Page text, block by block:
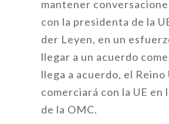
mantener
con la presidenta de la
der Leyen, en un
llegar a un acuerdo
llega a acuerdo, el Reino
comerciará con la UE en
de la OMC.